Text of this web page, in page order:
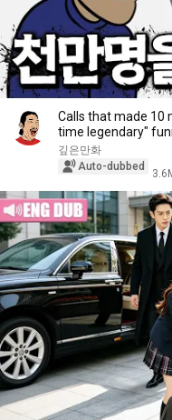
Calls that made 10
time legendary"
깊은만화
Auto-dubbed